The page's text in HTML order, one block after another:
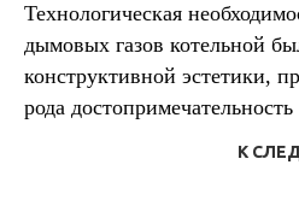
Технологическая
дымовых газов котельной
конструктивной эстетики,
рода достопримечательность
К